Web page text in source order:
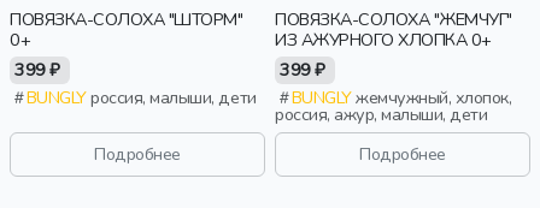
ПОВЯЗКА-СОЛОХА "ШТОРМ"
0+
399 ₽
BUNGLYроссия, малыши, дети
Подробнее
ПОВЯЗКА-СОЛОХА "ЖЕМЧУГ"
ИЗ АЖУРНОГО ХЛОПКА 0+
399 ₽
BUNGLYжемчужный, хлопок,
россия, ажур, малыши, дети
Подробнее